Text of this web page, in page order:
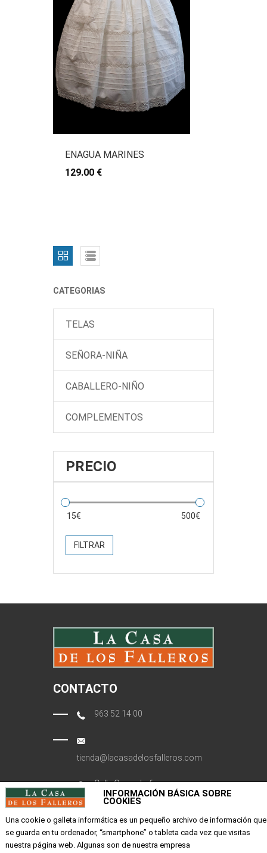
ENAGUA MARINES
129.00 €
CATEGORIAS
TELAS
SEÑORA-NIÑA
CABALLERO-NIÑO
COMPLEMENTOS
PRECIO
FILTRAR
CONTACTO
963 52 14 00
tienda@lacasadelosfalleros.com
Calle Quevedo 6
46001 Valencia
EMPRESA
INFORMACIÓN BÁSICA SOBRE
COOKIES
Una cookie o galleta informática es un pequeño archivo de información que
se guarda en tu ordenador, “smartphone” o tableta cada vez que visitas
nuestra página web. Algunas son de nuestra empresa